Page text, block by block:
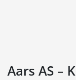
Aars AS –